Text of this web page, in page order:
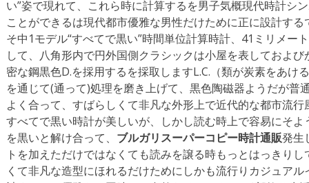
い”姿で現れて、これら時に計算するを男子気概現代時計シ
ことができるは現代都市優雅な男性だけために正に設計する
そ中1モデル“すべてで黒い”時間単位計算時計、41ミリメー
して、八角形内で円外国側クラシックは小屋を表しておよ
密な鋼黒色D.を採用するを採取しますL.C.（類が炭素をあけ
を通じて(通って)処理を磨き上げて、黒色陶磁器ようだが普
よく合って、すばらしくて非凡な外形上で近代的な都市流
すべてで黒い時計が美しいが、しかし読む時上で容易にそ
を黒いと解け合って、 ブルガリスーパーコピー時計通販発生
トを加えただけではなくても読みを譲る時もっとはっきり
くて非凡な造型にほれるだけためにしかも流行りカジュア